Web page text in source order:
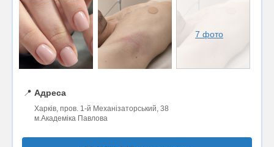
7 фото
📍 Адреса
Харків, пров. 1-й Механізаторський, 38
м.Академіка Павлова